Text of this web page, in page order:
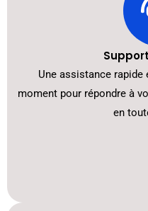
Une assistance
moment pour répondre à
en